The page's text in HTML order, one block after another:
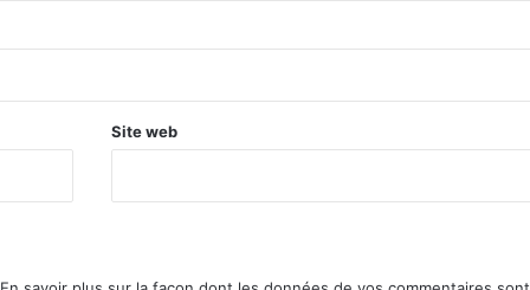
Site web